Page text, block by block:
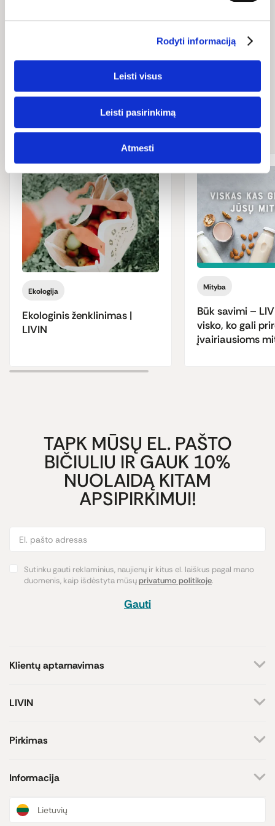
Rodyti informaciją
Leisti visus
Leisti pasirinkimą
Atmesti
Naujienos ir
straipsniai
Ekologija
Ekologinis ženklinimas |
LIVIN
Mityba
Būk savimi –
visko, ko gali
įvairiausioms
TAPK MŪSŲ EL. PAŠTO
BIČIULIU IR GAUK 10%
NUOLAIDĄ KITAM
APSIPIRKIMUI!
Sutinku gauti reklaminius, naujienų ir kitus el. laiškus pagal mano
duomenis, kaip išdėstyta mūsųprivatumo politikoje.
Gauti
Klientų aptarnavimas
Atsakome darbo dienomis
LIVIN
Kontaktai
Prekių ženklai
Dovanų kuponai
Pirkimas
Pristatymas
Informacija
Naujienos ir straipsniai
Lietuvių